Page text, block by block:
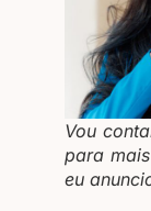
Vou
para
eu